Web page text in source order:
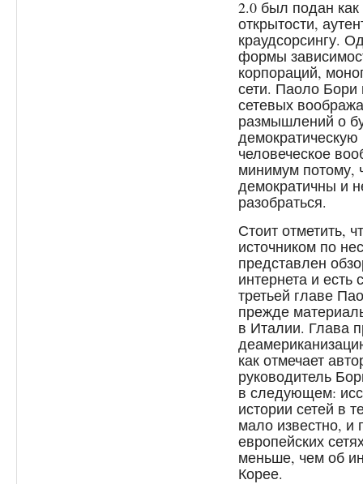
2.0 был подан
открытости,
краудсорсингу.
формы
корпораций,
сети. Паоло Бори
сетевых
размышлений о
демократическую
человеческое
минимум потому,
демократичны и
разобраться.
Стоит отметить,
источником по
представлен
интернета и есть
третьей главе
прежде
в Италии. Глава
как отмечает
руководитель
в следующем:
истории сетей в
мало известно, и
европейских
меньше, чем об
Корее.